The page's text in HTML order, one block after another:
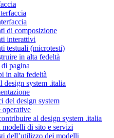
di composizione
interattivi
testuali (microtesti)
in alta fedeltà
pagina
in alta fedeltà
design system .italia
del design system
operative
al design system .italia
modelli di sito e servizi
dell’utilizzo dei modelli